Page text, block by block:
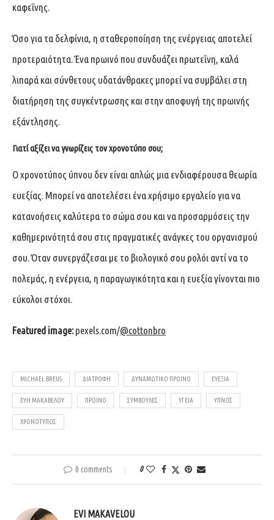
καφεΐνης.
Όσο για τα δελφίνια, η σταθεροποίηση της ενέργειας αποτελεί
προτεραιότητα. Ένα πρωινό που συνδυάζει πρωτεΐνη, καλά
λιπαρά και σύνθετους υδατάνθρακες μπορεί να συμβάλει στη
διατήρηση της συγκέντρωσης και στην αποφυγή της πρωινής
εξάντλησης.
Γιατί αξίζει να γνωρίζεις τον χρονοτύπο σου;
Ο χρονοτύπος ύπνου δεν είναι απλώς μια ενδιαφέρουσα θεωρία
ευεξίας. Μπορεί να αποτελέσει ένα χρήσιμο εργαλείο για να
κατανοήσεις καλύτερα το σώμα σου και να προσαρμόσεις την
καθημερινότητά σου στις πραγματικές ανάγκες του οργανισμού
σου. Όταν συνεργάζεσαι με το βιολογικό σου ρολόι αντί να το
πολεμάς, η ενέργεια, η παραγωγικότητα και η ευεξία γίνονται πιο
εύκολοι στόχοι.
Featured image:pexels.com/@cottonbro
MICHAEL BREUS ΔΙΑΤΡΟΦΉ ΔΥΝΑΜΩΤΙΚΌ ΠΡΩΙΝΌ ΕΥΕΞΊΑ
ΕΥΗ ΜΑΚΑΒΕΛΟΥ ΠΡΩΙΝΌ ΣΥΜΒΟΥΛΈΣ ΥΓΕΊΑ ΎΠΝΟΣ
ΧΡΟΝΌΤΥΠΟΣ
0 comments 0
EVI MAKAVELOU